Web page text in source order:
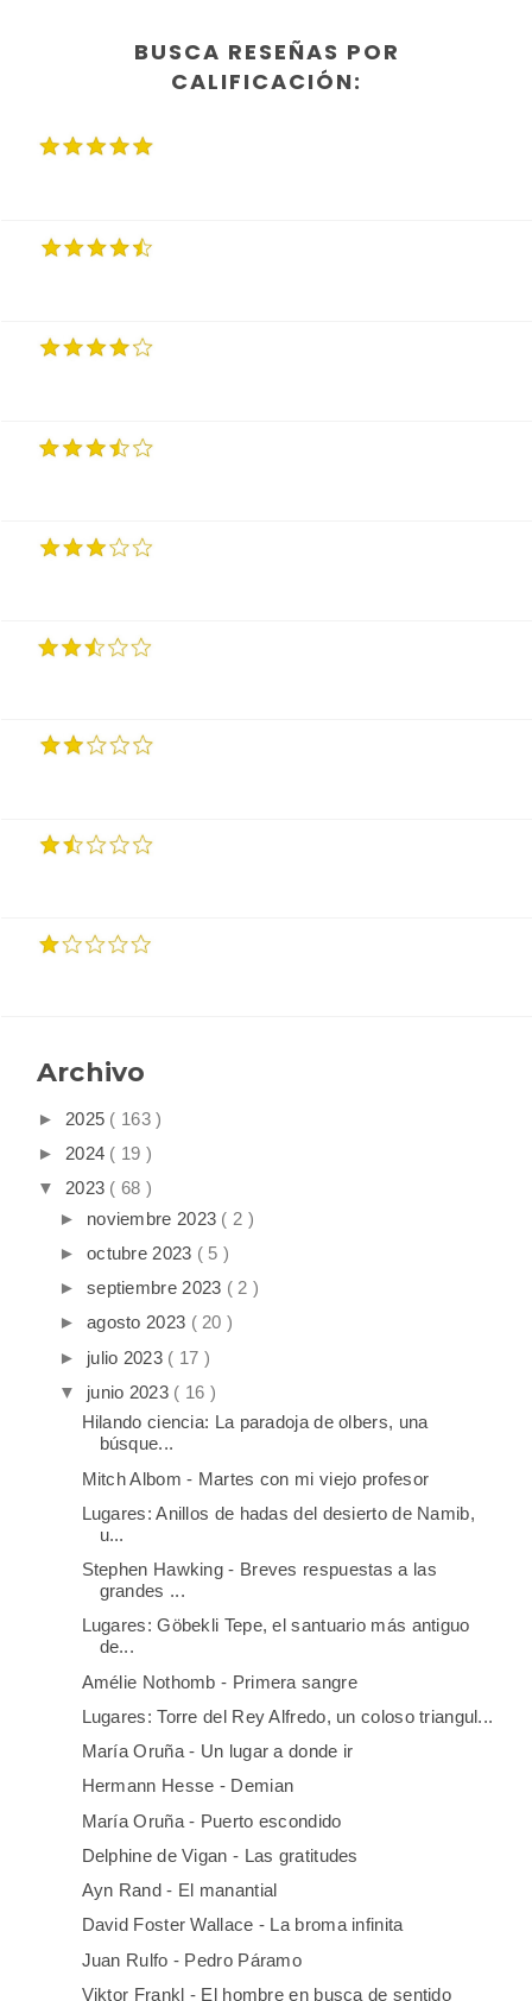
BUSCA RESEÑAS POR
CALIFICACIÓN:
Archivo
► 2025 ( 163 )
► 2024 ( 19 )
▼ 2023 ( 68 )
► noviembre 2023 ( 2 )
► octubre 2023 ( 5 )
► septiembre 2023 ( 2 )
► agosto 2023 ( 20 )
► julio 2023 ( 17 )
▼ junio 2023 ( 16 )
Hilando ciencia: La paradoja de olbers, una
búsque...
Mitch Albom - Martes con mi viejo profesor
Lugares: Anillos de hadas del desierto de Namib,
u...
Stephen Hawking - Breves respuestas a las
grandes ...
Lugares: Göbekli Tepe, el santuario más antiguo
de...
Amélie Nothomb - Primera sangre
Lugares: Torre del Rey Alfredo, un coloso triangul...
María Oruña - Un lugar a donde ir
Hermann Hesse - Demian
María Oruña - Puerto escondido
Delphine de Vigan - Las gratitudes
Ayn Rand - El manantial
David Foster Wallace - La broma infinita
Juan Rulfo - Pedro Páramo
Viktor Frankl - El hombre en busca de sentido